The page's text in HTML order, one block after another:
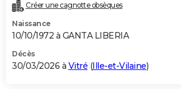
Destinations
City break
Voyage nature
Voyage de noces
Forum
Climat
+PHOTO
GUIDES D'ACHAT
BONS PLANS
Créer une cagnotte obsèques
Naissance
10/10/1972 à GANTA LIBERIA
Décès
30/03/2026 à Vitré (Ille-et-Vilaine)